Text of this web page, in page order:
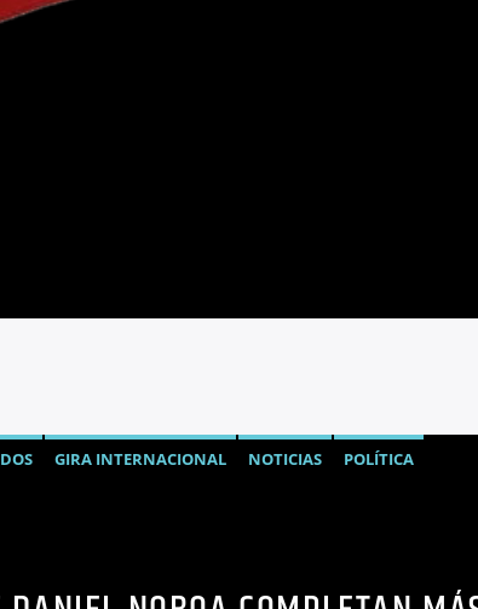
GIRA INTERNACIONAL NOTICIAS
POLÍTICA